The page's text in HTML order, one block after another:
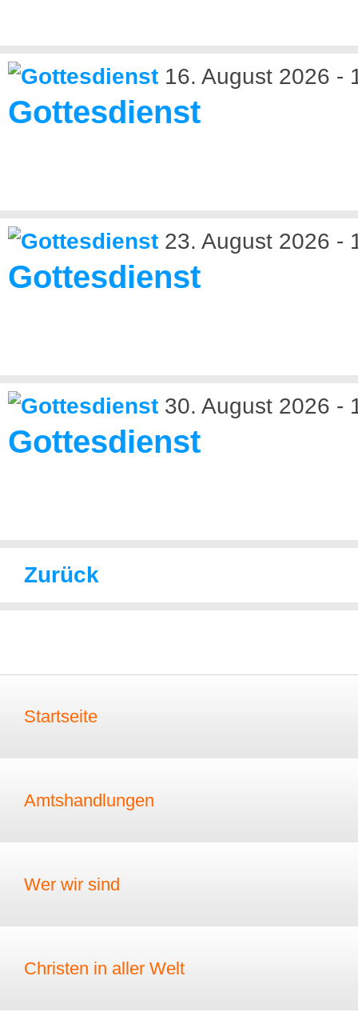
16. August 2026 -
Gottesdienst
23. August 2026 -
Gottesdienst
30. August 2026 -
Gottesdienst
Zurück
Startseite
Amtshandlungen
Wer wir sind
Christen in aller Welt